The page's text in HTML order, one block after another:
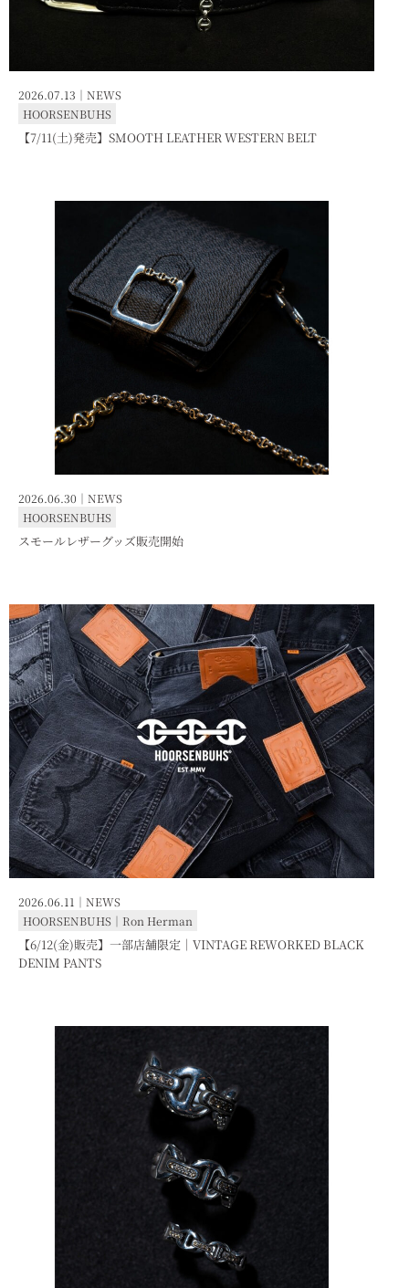
2026.07.13｜ NEWS
HOORSENBUHS
【7/11(土)発売】SMOOTH LEATHER WESTERN BELT
2026.06.30｜ NEWS
HOORSENBUHS
スモールレザーグッズ販売開始
2026.06.11｜ NEWS
HOORSENBUHS ｜ Ron Herman
【6/12(金)販売】一部店舗限定｜VINTAGE REWORKED BLACK
DENIM PANTS